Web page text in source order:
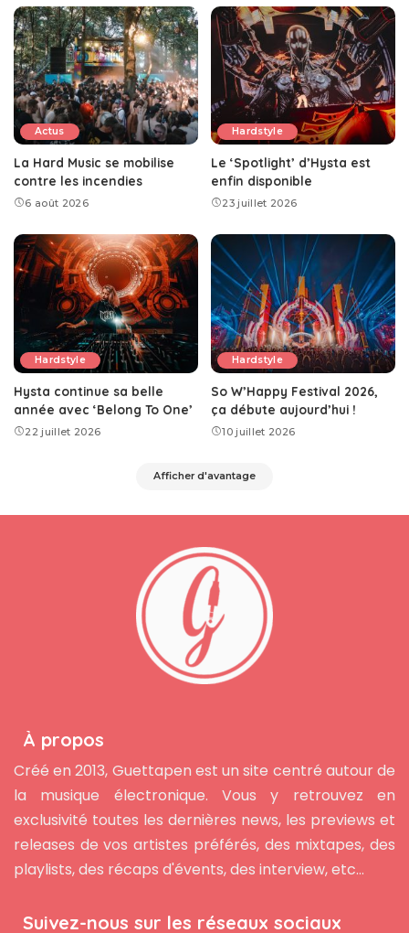
Actus
La Hard Music se mobilise
contre les incendies
6 août 2026
Hardstyle
Le ‘Spotlight’ d’Hysta est
enfin disponible
23 juillet 2026
Hardstyle
Hysta continue sa belle
année avec ‘Belong To One’
22 juillet 2026
Hardstyle
So W’Happy Festival 2026,
ça débute aujourd’hui !
10 juillet 2026
Afficher d'avantage
À propos
Créé en 2013, Guettapen est un site centré autour de
la musique électronique. Vous y retrouvez en
exclusivité toutes les dernières news, les previews et
releases de vos artistes préférés, des mixtapes, des
playlists, des récaps d'évents, des interview, etc...
Suivez-nous sur les réseaux sociaux